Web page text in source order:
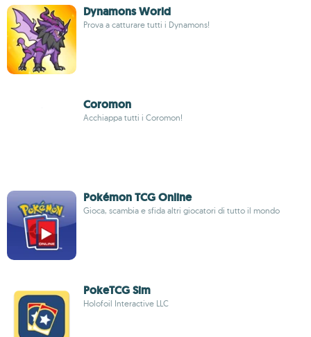
Dynamons World
Prova a catturare tutti i Dynamons!
Coromon
Acchiappa tutti i Coromon!
Pokémon TCG Online
Gioca, scambia e sfida altri giocatori di tutto il mondo
PokeTCG Sim
Holofoil Interactive LLC